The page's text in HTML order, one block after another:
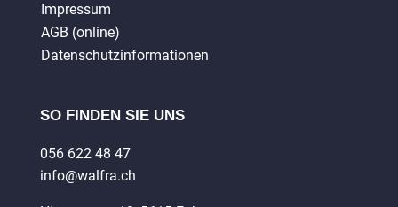
Impressum
AGB (online)
Datenschutzinformationen
SO FINDEN SIE UNS
056 622 48 47
info@walfra.ch